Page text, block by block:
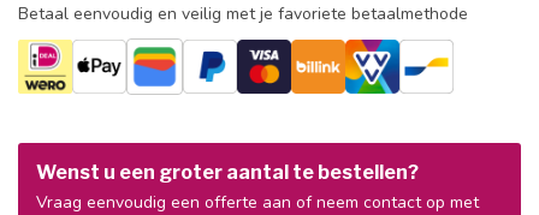
Betaal eenvoudig en veilig met je favoriete betaalmethode
Wenst u een groter aantal te bestellen?
Vraag eenvoudig een offerte aan of neem contact op met